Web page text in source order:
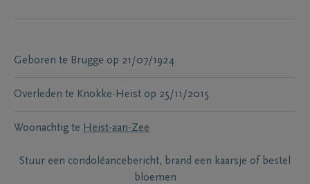
Geboren te Brugge op 21/07/1924
Overleden te Knokke-Heist op 25/11/2015
Woonachtig te Heist-aan-Zee
Stuur een condoléancebericht, brand een kaarsje of bestel
bloemen